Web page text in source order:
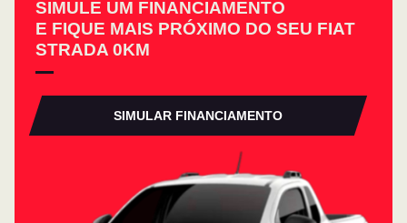
SIMULE UM FINANCIAMENTO
E FIQUE MAIS PRÓXIMO DO SEU FIAT
STRADA 0KM
SIMULAR FINANCIAMENTO